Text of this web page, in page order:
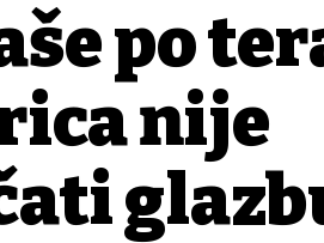
po
nije